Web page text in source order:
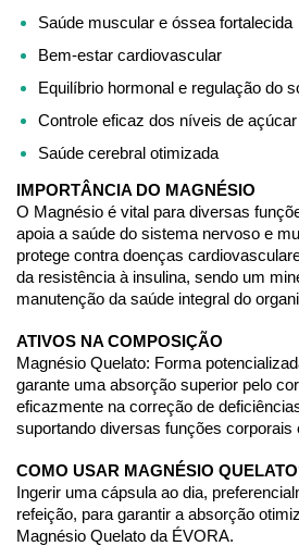
Saúde muscular e óssea fortalecida
Bem-estar cardiovascular
Equilíbrio hormonal e regulação do
Controle eficaz dos níveis de
Saúde cerebral otimizada
IMPORTÂNCIA DO MAGNÉSIO
O Magnésio é vital para diversas
apoia a saúde do sistema nervoso e
protege contra doenças
da resistência à insulina, sendo um
manutenção da saúde integral do
ATIVOS NA COMPOSIÇÃO
Magnésio Quelato: Forma
garante uma absorção superior pelo
eficazmente na correção de
suportando diversas funções corporais
COMO USAR MAGNÉSIO
Ingerir uma cápsula ao dia,
refeição, para garantir a absorção
Magnésio Quelato da ÉVORA.